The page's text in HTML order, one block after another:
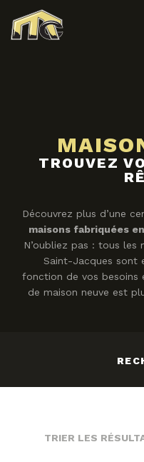
TROUVEZ
Découvrez plus d’une
maisons fabriquées
N’oubliez pas : tous
Saint-Jacques sont
fonction de vos
de maison neuve est
TRIER LES